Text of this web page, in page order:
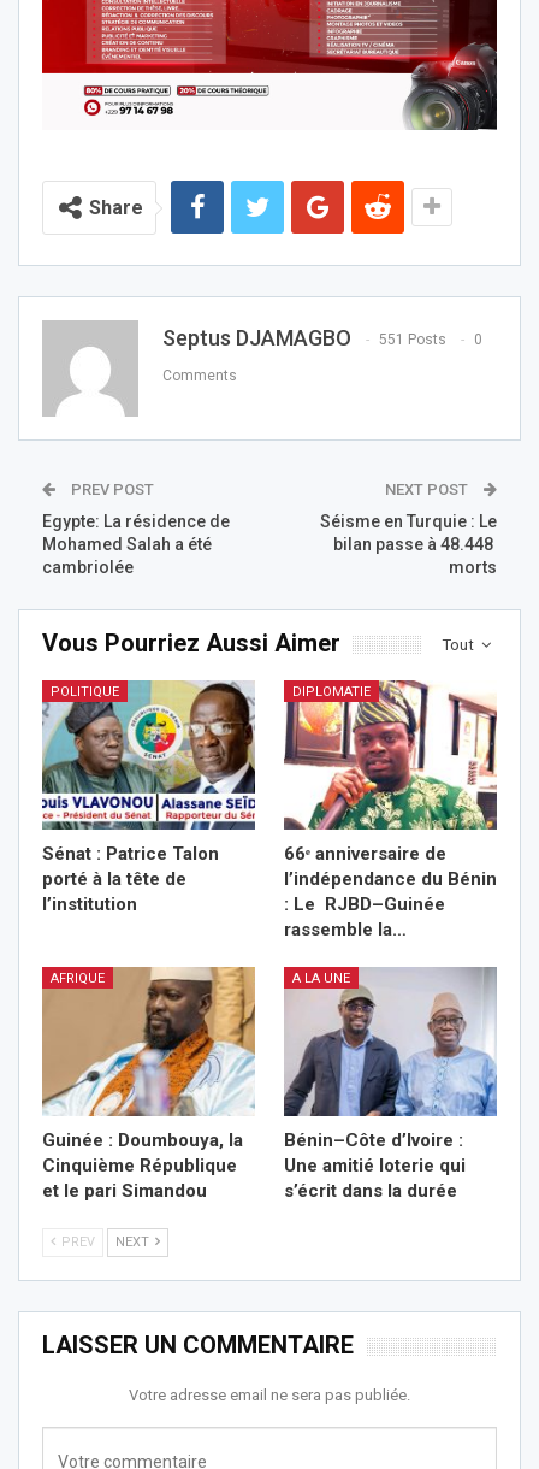
Share
Septus DJAMAGBO 551 Posts 0
Comments
PREV POST
Egypte: La résidence de
Mohamed Salah a été
cambriolée
NEXT POST
Séisme en Turquie : Le
bilan passe à 48.448
morts
Tout
Vous Pourriez Aussi Aimer
POLITIQUE
Sénat : Patrice Talon
porté à la tête de
l’institution
DIPLOMATIE
66ᵉ anniversaire de
l’indépendance du Bénin
: Le RJBD–Guinée
rassemble la…
AFRIQUE
Guinée : Doumbouya, la
Cinquième République
et le pari Simandou
A LA UNE
Bénin–Côte d’Ivoire :
Une amitié loterie qui
s’écrit dans la durée
PREV NEXT
LAISSER UN COMMENTAIRE
Votre adresse email ne sera pas publiée.